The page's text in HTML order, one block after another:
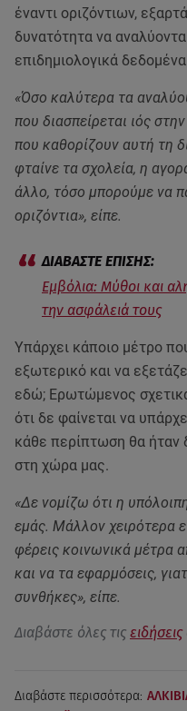
έναντι οριζόντιων,
δυνατότητα να
επιδημιολογικά
«Όσο καλύτερα τα
που διασπείρεται ιός
που καθορίζουν αυτή τη
φταίνε τα σχολεία, η
άλλο, τόσο μπορούμε να
οριζόντια», είπε.
Εμβόλια: Mύθοι και
την ασφάλειά τους
Υπάρχει κάποιο μέτρο
εξωτερικό και να
εδώ; Ερωτώμενος
ότι δε φαίνεται να
κάθε περίπτωση θα ήταν
στη χώρα μας.
«Δε νομίζω ότι η
εμάς. Μάλλον χειρότερα
φέρεις κοινωνικά μέτρα
και να τα εφαρμόσεις,
συνθήκες», είπε.
Διαβάστε όλες τις ειδήσεις
Διαβάστε περισσότερα: